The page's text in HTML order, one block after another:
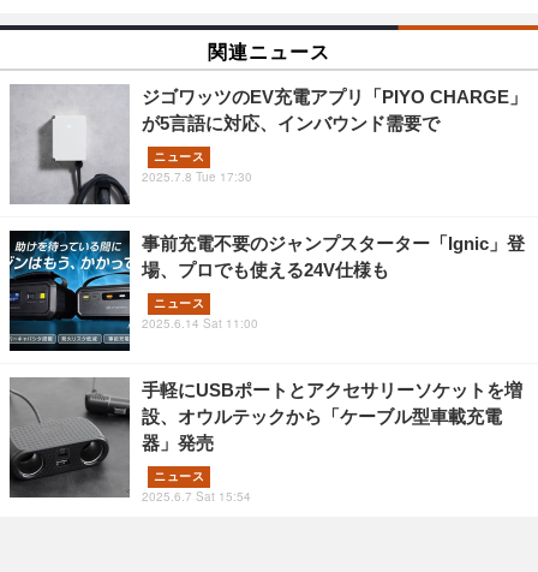
関連ニュース
ジゴワッツのEV充電アプリ「PIYO CHARGE」
が5言語に対応、インバウンド需要で
ニュース
2025.7.8 Tue 17:30
事前充電不要のジャンプスターター「Ignic」登
場、プロでも使える24V仕様も
ニュース
2025.6.14 Sat 11:00
手軽にUSBポートとアクセサリーソケットを増
設、オウルテックから「ケーブル型車載充電
器」発売
ニュース
2025.6.7 Sat 15:54